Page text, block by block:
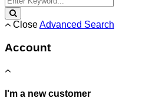
CloseAdvanced Search
Account
I'm a new customer